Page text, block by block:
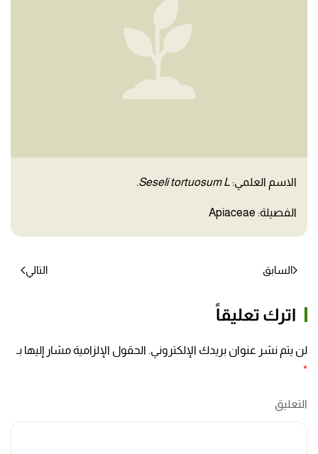
الاسم العلمي: Seseli tortuosum L.
الفصيلة: Apiaceae
السابق التالي
اترك تعليقاً
لن يتم نشر عنوان بريدك الإلكتروني. الحقول الإلزامية مشار إليها بـ
*
التعليق